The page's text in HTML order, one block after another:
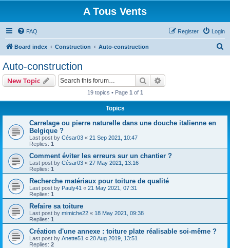
A Tous Vents
FAQ Login
Register
Board index Construction Auto-construction
Auto-construction
New Topic Search
19 topics • Page 1 of 1
Topics
Carrelage ou pierre naturelle dans une douche italienne en
Belgique ?
Last post by César03 « 21 Sep 2021, 10:47
Replies: 1
Comment éviter les erreurs sur un chantier ?
Last post by César03 « 27 May 2021, 13:16
Replies: 1
Recherche matériaux pour toiture de qualité
Last post by Pauly41 « 21 May 2021, 07:31
Replies: 1
Refaire sa toiture
Last post by mimiche22 « 18 May 2021, 09:38
Replies: 1
Création d'une annexe : toiture plate réalisable soi-même ?
Last post by Anette51 « 20 Aug 2019, 13:51
Replies: 2